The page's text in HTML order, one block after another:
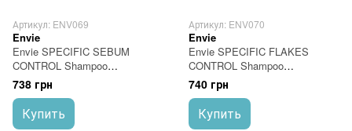
Артикул: ENV069
Envie
Envie SPECIFIC SEBUM
CONTROL Shampoo
Балансирующий шампунь с
очищающими ингредиентами
250 мл
738 грн
Купить
Артикул: ENV070
Envie
Envie SPECIFIC FLAKES
CONTROL Shampoo
Очищающий шампунь с
передовыми активными
ингредиентами и витамином
B6 250 мл
740 грн
Купить